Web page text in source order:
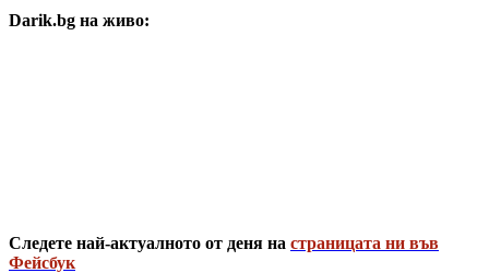
Darik.bg на живо:
Следете най-актуалното от деня на страницата ни във
Фейсбук